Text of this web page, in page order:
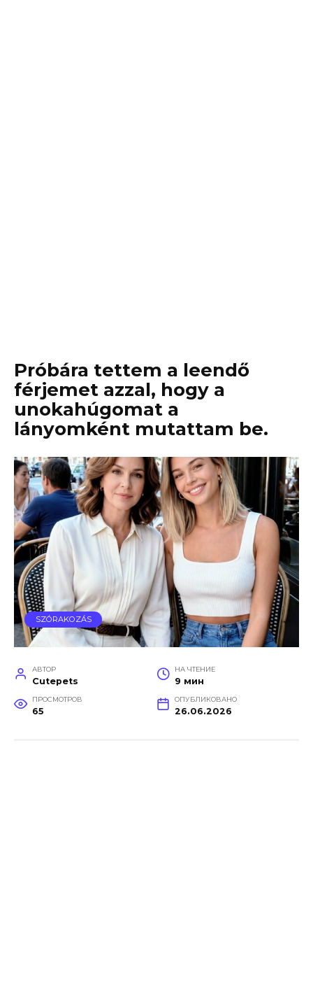
Próbára tettem a leendő
férjemet azzal, hogy a
unokahúgomat a
lányomként mutattam be.
SZÓRAKOZÁS
АВТОР
Cutepets
НА ЧТЕНИЕ
9 мин
ПРОСМОТРОВ
65
ОПУБЛИКОВАНО
26.06.2026